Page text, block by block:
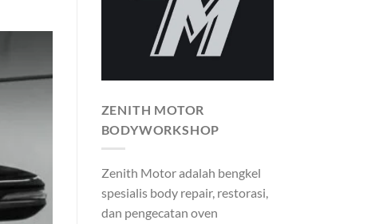
ZENITH MOTOR
BODYWORKSHOP
Zenith Motor adalah bengkel
spesialis body repair, restorasi,
dan pengecatan oven